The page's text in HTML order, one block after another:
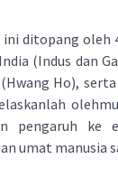
ditopang oleh
(Indus dan
Ho),
pengaruh ke
umat manusia